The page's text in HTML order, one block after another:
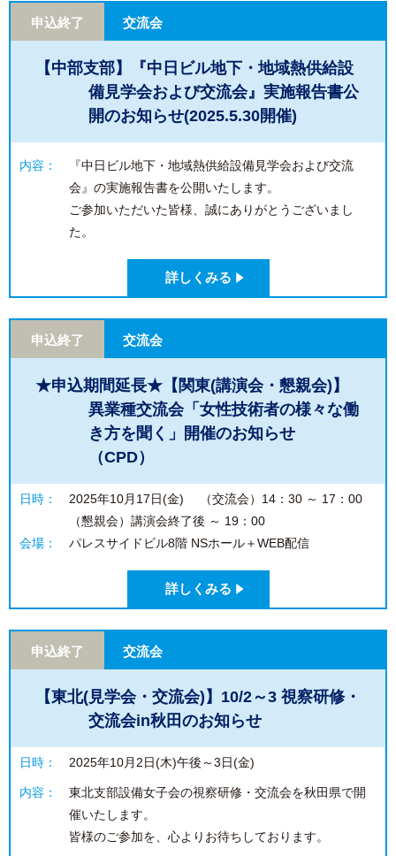
申込終了 交流会
【中部支部】『中日ビル地下・地域熱供給設
備見学会および交流会』実施報告書公
開のお知らせ(2025.5.30開催)
内容：
『中日ビル地下・地域熱供給設備見学会および交流
会』の実施報告書を公開いたします。
ご参加いただいた皆様、誠にありがとうございまし
た。
詳しくみる
申込終了 交流会
★申込期間延長★【関東(講演会・懇親会)】
異業種交流会「女性技術者の様々な働
き方を聞く」開催のお知らせ
（CPD）
日時：
2025年10月17日(金) （交流会）14：30 ～ 17：00
（懇親会）講演会終了後 ～ 19：00
会場：
パレスサイドビル8階 NSホール＋WEB配信
詳しくみる
申込終了 交流会
【東北(見学会・交流会)】10/2～3 視察研修・
交流会in秋田のお知らせ
日時： 2025年10月2日(木)午後～3日(金)
内容：
東北支部設備女子会の視察研修・交流会を秋田県で開
催いたします。
皆様のご参加を、心よりお待ちしております。